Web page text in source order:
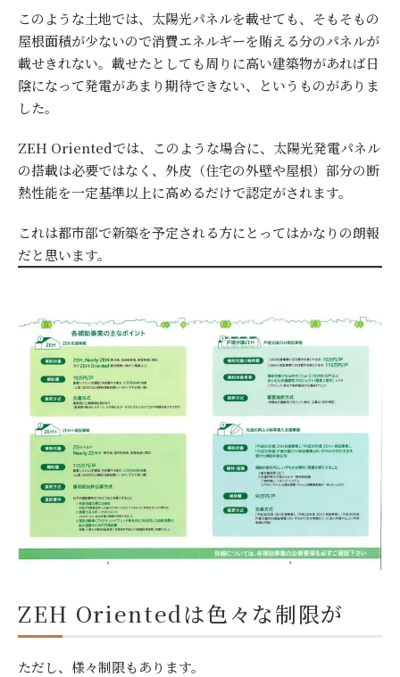
このような土地では、太陽光パネルを載せても、そもそもの
屋根面積が少ないので消費エネルギーを賄える分のパネルが
載せきれない。載せたとしても周りに高い建築物があれば日
陰になって発電があまり期待できない、というものがありま
した。
ZEH Orientedでは、このような場合に、太陽光発電パネル
の搭載は必要ではなく、外皮（住宅の外壁や屋根）部分の断
熱性能を一定基準以上に高めるだけで認定がされます。
これは都市部で新築を予定される方にとってはかなりの朗報
だと思います。
ZEH Orientedは色々な制限が
ただし、様々制限もあります。